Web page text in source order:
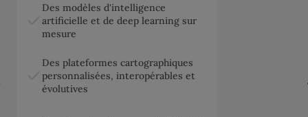
Des modèles d'intelligence
artificielle et de deep learning sur
mesure
Des plateformes cartographiques
personnalisées, interopérables et
évolutives